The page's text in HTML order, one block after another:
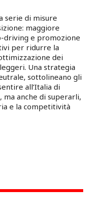
serie di misure
maggiore
driving e promozione
per ridurre la
dei
Una strategia
sottolineano gli
all’Italia di
anche di superarli,
e la competitività